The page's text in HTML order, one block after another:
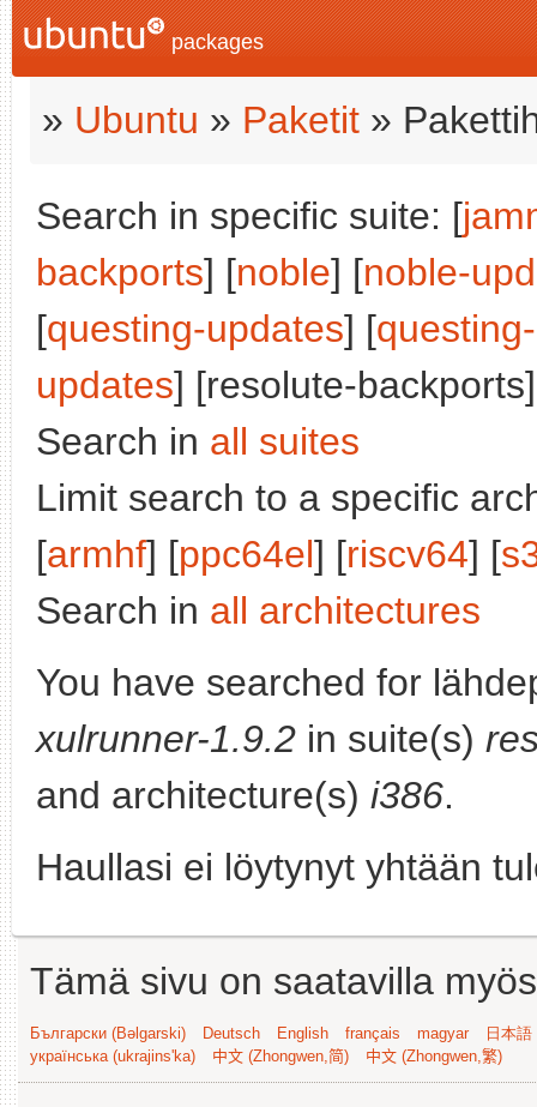
packages
» Ubuntu » Paketit »
Search in specific suite: [
backports] [noble] [noble-
[questing-updates] [
updates] [resolute-
Search in all suites
Limit search to a specific
[armhf] [ppc64el] [riscv64] [
Search in all architectures
You have searched for
xulrunner-1.9.2 in suite(s)
and architecture(s) i386.
Haullasi ei löytynyt yhtään
Tämä sivu on saatavilla
Български (Bəlgarski) Deutsch English français magyar
日本
українська (ukrajins'ka)
中文 (Zhongwen,简) 中文 (Zhongwen,繁)